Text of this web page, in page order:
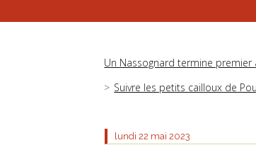
Un Nassognard termine
Suivre les petits cailloux de
lundi 22 mai 2023